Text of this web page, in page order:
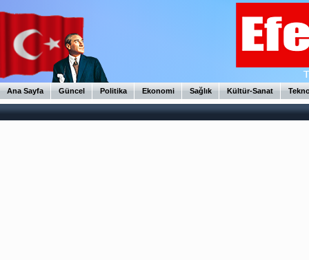
Ana Sayfa Güncel Politika Ekonomi Sağlık Kültür-Sanat